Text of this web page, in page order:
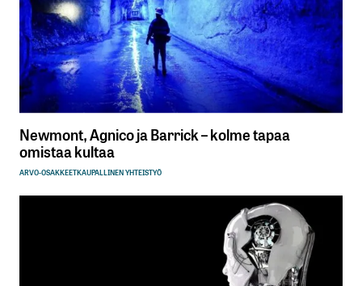
Newmont, Agnico ja Barrick – kolme tapaa
omistaa kultaa
ARVO-OSAKKEETKAUPALLINEN YHTEISTYÖ